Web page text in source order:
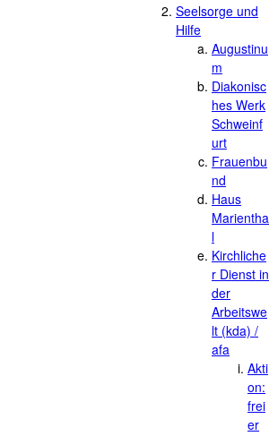
Seelsorge und
Hilfe
Augustinu
m
Diakonisc
hes Werk
Schweinf
urt
Frauenbu
nd
Haus
Marientha
l
Kirchliche
r Dienst in
der
Arbeitswe
lt (kda) /
afa
Akti
on:
frei
er